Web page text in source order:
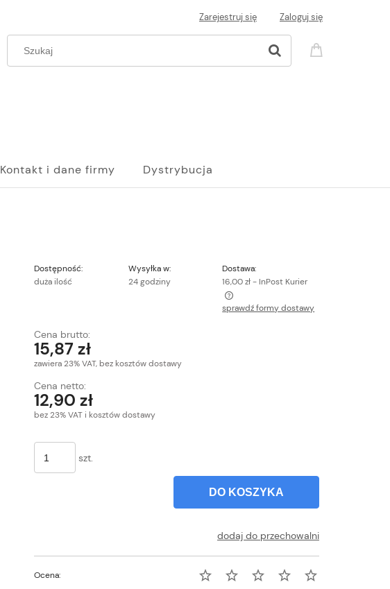
Zarejestruj się Zaloguj się
Kontakt i dane firmy Dystrybucja
Dostępność:
duża ilość
Wysyłka w:
24 godziny
Dostawa:
16,00 zł - InPost Kurier
płatności
sprawdź formy dostawy
Cena brutto:
15,87 zł
zawiera 23% VAT, bez kosztów dostawy
Cena netto:
12,90 zł
bez 23% VAT i kosztów dostawy
szt.
DO KOSZYKA
dodaj do przechowalni
Ocena: